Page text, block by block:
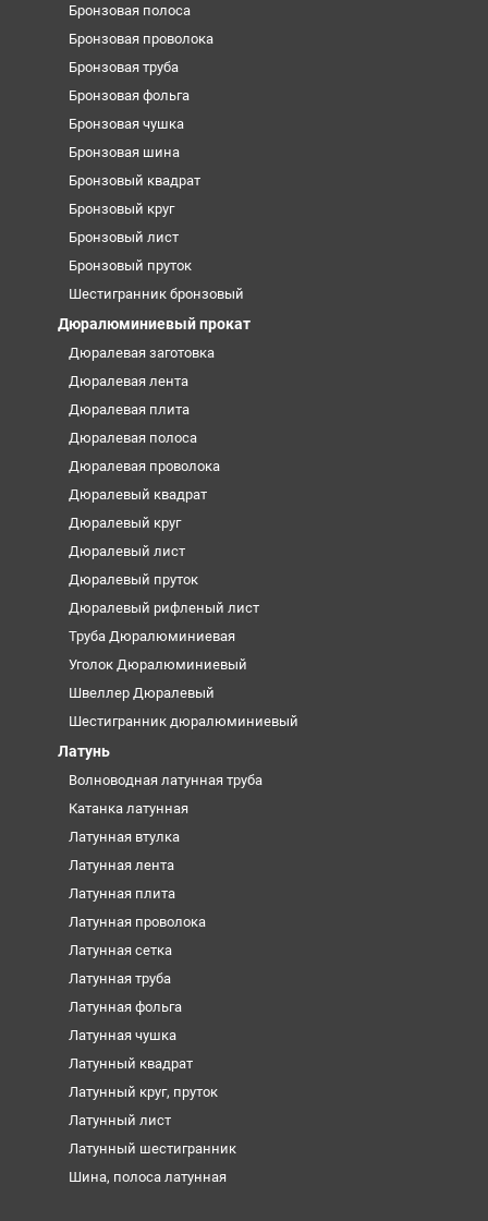
Бронзовая полоса
Бронзовая проволока
Бронзовая труба
Бронзовая фольга
Бронзовая чушка
Бронзовая шина
Бронзовый квадрат
Бронзовый круг
Бронзовый лист
Бронзовый пруток
Шестигранник бронзовый
Дюралюминиевый прокат
Дюралевая заготовка
Дюралевая лента
Дюралевая плита
Дюралевая полоса
Дюралевая проволока
Дюралевый квадрат
Дюралевый круг
Дюралевый лист
Дюралевый пруток
Дюралевый рифленый лист
Труба Дюралюминиевая
Уголок Дюралюминиевый
Швеллер Дюралевый
Шестигранник дюралюминиевый
Латунь
Волноводная латунная труба
Катанка латунная
Латунная втулка
Латунная лента
Латунная плита
Латунная проволока
Латунная сетка
Латунная труба
Латунная фольга
Латунная чушка
Латунный квадрат
Латунный круг, пруток
Латунный лист
Латунный шестигранник
Шина, полоса латунная